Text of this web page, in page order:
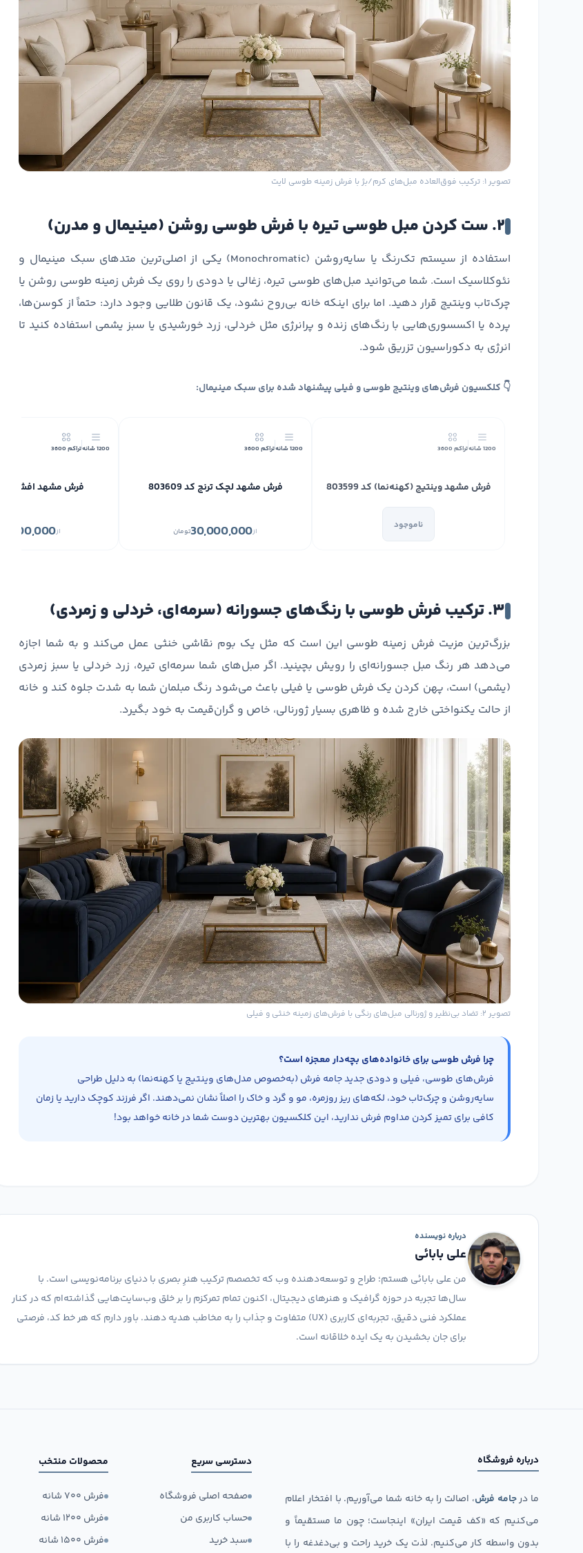
تصویر ۱: ترکیب فوق‌العاده مبل‌های کرم/بژ با فرش زمینه طوسی لایت
۲. ست کردن مبل طوسی تیره با فرش طوسی روشن (مینیمال و مدرن)
استفاده از سیستم تک‌رنگ یا سایه‌روشن (Monochromatic) یکی از اصلی‌ترین متدهای سبک مینیمال و
نئوکلاسیک است. شما می‌توانید مبل‌های طوسی تیره، زغالی یا دودی را روی یک فرش زمینه طوسی روشن یا
چرک‌تاب وینتیج قرار دهید. اما برای اینکه خانه بی‌روح نشود، یک قانون طلایی وجود دارد: حتماً از کوسن‌ها،
پرده یا اکسسوری‌هایی با رنگ‌های زنده و پرانرژی مثل خردلی، زرد خورشیدی یا سبز یشمی استفاده کنید تا
انرژی به دکوراسیون تزریق شود.
👇 کلکسیون فرش‌های وینتیج طوسی و فیلی پیشنهاد شده برای سبک مینیمال:
1200 شانه تراکم 3600
فرش مشهد وینتیج (کهنه‌نما) کد 803599
ناموجود
1200 شانه تراکم 3600
فرش مشهد لچک ترنج کد 803609
از30,000,000تومان
1200 شانه تراکم 3600
فرش مشهد افشان کد 803607
از11,300,000
۳. ترکیب فرش طوسی با رنگ‌های جسورانه (سرمه‌ای، خردلی و زمردی)
بزرگ‌ترین مزیت فرش زمینه طوسی این است که مثل یک بوم نقاشی خنثی عمل می‌کند و به شما اجازه
می‌دهد هر رنگ مبل جسورانه‌ای را رویش بچینید. اگر مبل‌های شما سرمه‌ای تیره، زرد خردلی یا سبز زمردی
(یشمی) است، پهن کردن یک فرش طوسی یا فیلی باعث می‌شود رنگ مبلمان شما به شدت جلوه کند و خانه
از حالت یکنواختی خارج شده و ظاهری بسیار ژورنالی، خاص و گران‌قیمت به خود بگیرد.
تصویر ۲: تضاد بی‌نظیر و ژورنالی مبل‌های رنگی با فرش‌های زمینه خنثی و فیلی
چرا فرش طوسی برای خانواده‌های بچه‌دار معجزه است؟
فرش‌های طوسی، فیلی و دودی جدید جامه فرش (به‌خصوص مدل‌های وینتیج یا کهنه‌نما) به دلیل طراحی
سایه‌روشن و چرک‌تاب خود، لکه‌های ریز روزمره، مو و گرد و خاک را اصلاً نشان نمی‌دهند. اگر فرزند کوچک دارید یا زمان
کافی برای تمیز کردن مداوم فرش ندارید، این کلکسیون بهترین دوست شما در خانه خواهد بود!
درباره نویسنده
علی بابائی
من علی بابائی هستم؛ طراح و توسعه‌دهنده وب که تخصصم ترکیب هنرِ بصری با دنیای برنامه‌نویسی است. با
سال‌ها تجربه در حوزه گرافیک و هنرهای دیجیتال، اکنون تمام تمرکزم را بر خلق وب‌سایت‌هایی گذاشته‌ام که در کنار
عملکرد فنی دقیق، تجربه‌ای کاربری (UX) متفاوت و جذاب را به مخاطب هدیه دهند. باور دارم که هر خط کد، فرصتی
برای جان بخشیدن به یک ایده خلاقانه است.
درباره فروشگاه
ما درجامه فرش، اصالت را به خانه شما می‌آوریم. با افتخار اعلام
می‌کنیم که «کف قیمت ایران» اینجاست؛ چون ما مستقیماً و
بدون واسطه کار می‌کنیم. لذت یک خرید راحت و بی‌دغدغه را با
دسترسی سریع
صفحه اصلی فروشگاه
حساب کاربری من
سبد خرید
محصولات منتخب
فرش ۷۰۰ شانه
فرش ۱۲۰۰ شانه
فرش ۱۵۰۰ شانه